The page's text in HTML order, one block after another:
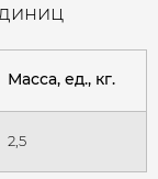
Масса, ед., кг.
2,5